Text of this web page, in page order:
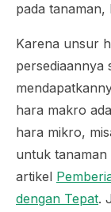
pada tanaman,
Karena unsur
persediaannya
hara makro
hara mikro,
untuk
artikel
dengan Tepat.